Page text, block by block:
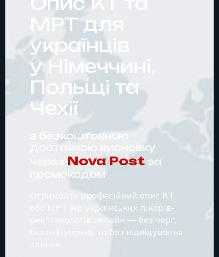
МРТ для
українців
у Німеччині,
Польщі та
Чехії
з безкоштовною
доставкою висновку
Nova Post за
промокодом
Отримайте професійний опис КТ
або МРТ від українських лікарів-
рентгенологів онлайн — без черг,
без очікування та без відвідування